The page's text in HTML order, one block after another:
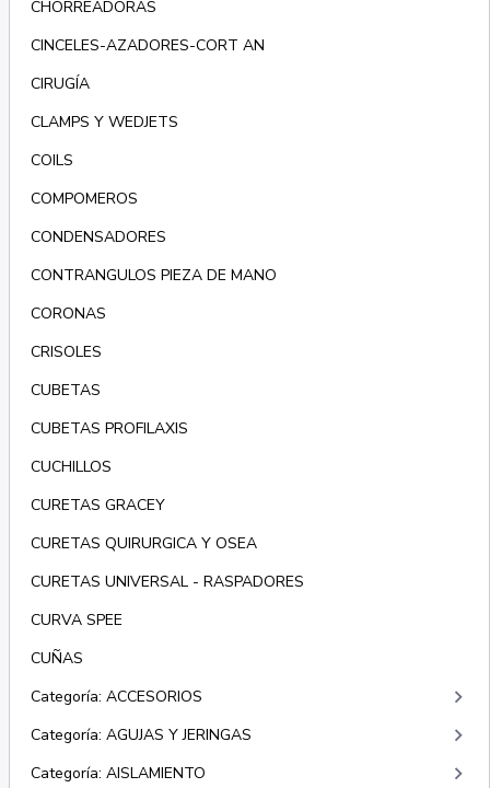
CHORREADORAS
CINCELES-AZADORES-CORT AN
CIRUGÍA
CLAMPS Y WEDJETS
COILS
COMPOMEROS
CONDENSADORES
CONTRANGULOS PIEZA DE MANO
CORONAS
CRISOLES
CUBETAS
CUBETAS PROFILAXIS
CUCHILLOS
CURETAS GRACEY
CURETAS QUIRURGICA Y OSEA
CURETAS UNIVERSAL - RASPADORES
CURVA SPEE
CUÑAS
Categoría: ACCESORIOS
keyboard_arrow_right
Categoría: AGUJAS Y JERINGAS keyboard_arrow_right
Categoría: AISLAMIENTO keyboard_arrow_right